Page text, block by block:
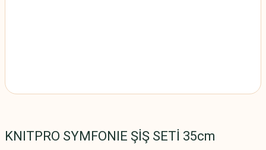
KNITPRO SYMFONIE ŞİŞ SETİ 35cm